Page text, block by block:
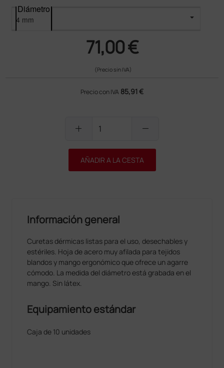
Diámetro
71,00 €
(Precio sin IVA)
Precio con IVA 85,91 €
add remove
AÑADIR A LA CESTA
Información general
Curetas dérmicas listas para el uso, desechables y
estériles. Hoja de acero muy afilada para tejidos
blandos y mango ergonómico que ofrece un agarre
cómodo. La medida del diámetro está grabada en el
mango. Sin látex.
Equipamiento estándar
Caja de 10 unidades